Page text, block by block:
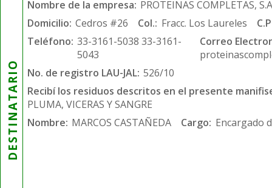
DESTINATARIO
Nombre de la empresa: PROTEINAS COMPLETAS,
Domicilio: Cedros #26 Col.: Fracc. Los Laureles
Teléfono: 33-3161-5038 33-3161-
5043
Correo
No. de registro LAU-JAL: 526/10
Recibí los residuos descritos en el presente
PLUMA, VICERAS Y SANGRE
Nombre: MARCOS CASTAÑEDA Cargo: Encargado